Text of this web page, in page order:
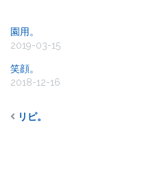
園用。
2019-03-15
笑顔。
2018-12-16
リピ。